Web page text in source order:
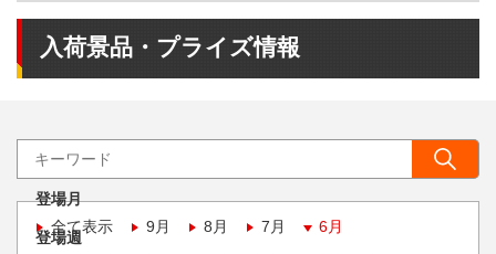
入荷景品・プライズ情報
登場月
全て表示
9月 8月 7月 6月
登場週